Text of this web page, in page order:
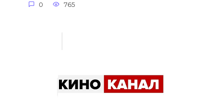
0 765